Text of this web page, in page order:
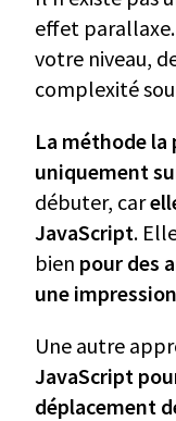
effet
votre niveau,
complexité
La méthode la
uniquement
débuter, car
JavaScript.
bien pour des
une
Une autre
JavaScript
déplacement